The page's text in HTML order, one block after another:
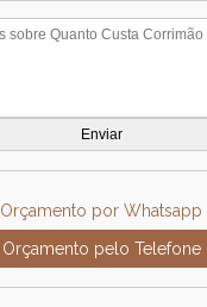
Orçamento por Whatsapp
Orçamento pelo Telefone